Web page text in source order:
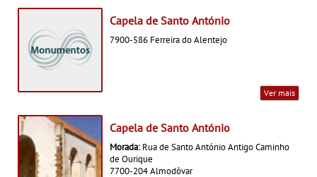
Capela de Santo António
7900-586 Ferreira do Alentejo
Ver mais
Capela de Santo António
Morada: Rua de Santo António Antigo Caminho
de Ourique
7700-204 Almodôvar